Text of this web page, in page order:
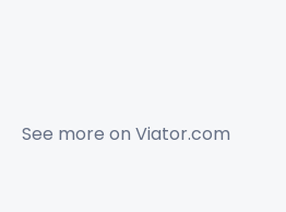
See more on Viator.com